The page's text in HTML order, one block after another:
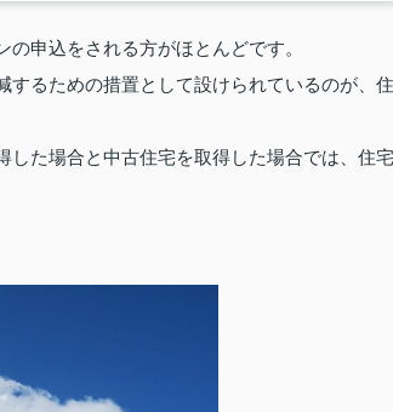
申込をされる方がほとんどです。
するための措置として設けられているのが、住
した場合と中古住宅を取得した場合では、住宅